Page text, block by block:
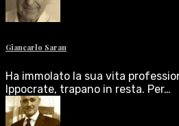
Giancarlo Saran
Ha immolato la sua vita
Ippocrate, trapano in resta. Per…